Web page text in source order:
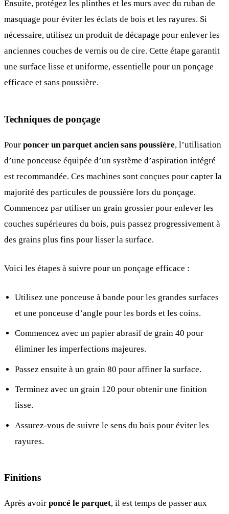
Ensuite, protégez les plinthes et les murs avec du ruban de
masquage pour éviter les éclats de bois et les rayures. Si
nécessaire, utilisez un produit de décapage pour enlever les
anciennes couches de vernis ou de cire. Cette étape garantit
une surface lisse et uniforme, essentielle pour un ponçage
efficace et sans poussière.
Techniques de ponçage
Pour poncer un parquet ancien sans poussière, l’utilisation
d’une ponceuse équipée d’un système d’aspiration intégré
est recommandée. Ces machines sont conçues pour capter la
majorité des particules de poussière lors du ponçage.
Commencez par utiliser un grain grossier pour enlever les
couches supérieures du bois, puis passez progressivement à
des grains plus fins pour lisser la surface.
Voici les étapes à suivre pour un ponçage efficace :
Utilisez une ponceuse à bande pour les grandes surfaces
et une ponceuse d’angle pour les bords et les coins.
Commencez avec un papier abrasif de grain 40 pour
éliminer les imperfections majeures.
Passez ensuite à un grain 80 pour affiner la surface.
Terminez avec un grain 120 pour obtenir une finition
lisse.
Assurez-vous de suivre le sens du bois pour éviter les
rayures.
Finitions
Après avoir poncé le parquet, il est temps de passer aux